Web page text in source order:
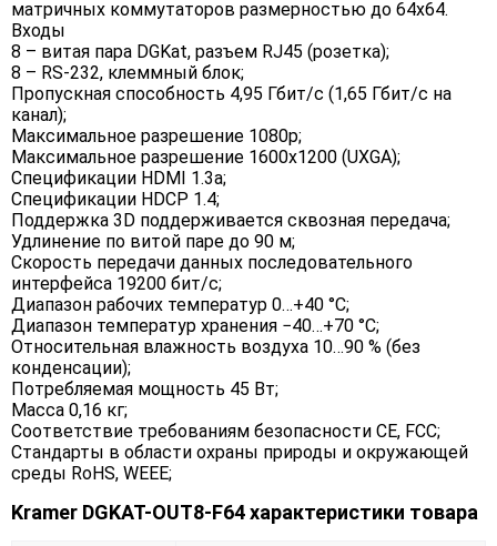
матричных коммутаторов размерностью до 64х64.
Входы
8 – витая пара DGKat, разъем RJ45 (розетка);
8 – RS-232, клеммный блок;
Пропускная способность 4,95 Гбит/с (1,65 Гбит/с на
канал);
Максимальное разрешение 1080p;
Максимальное разрешение 1600x1200 (UXGA);
Спецификации HDMI 1.3a;
Спецификации HDCP 1.4;
Поддержка 3D поддерживается сквозная передача;
Удлинение по витой паре до 90 м;
Скорость передачи данных последовательного
интерфейса 19200 бит/с;
Диапазон рабочих температур 0…+40 °C;
Диапазон температур хранения −40…+70 °C;
Относительная влажность воздуха 10…90 % (без
конденсации);
Потребляемая мощность 45 Вт;
Масса 0,16 кг;
Соответствие требованиям безопасности CE, FCC;
Стандарты в области охраны природы и окружающей
среды RoHS, WEEE;
Kramer DGKAT-OUT8-F64 характеристики товара